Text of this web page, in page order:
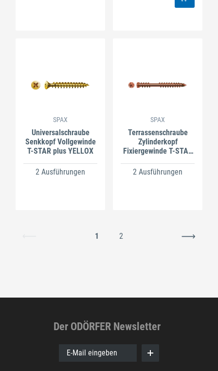
SPAX
Universalschraube
Senkkopf Vollgewinde
T-STAR plus YELLOX
2 Ausführungen
SPAX
Terrassenschraube
Zylinderkopf
Fixiergewinde T-STAR
2 Ausführungen
1 2
Der ODÖRFER Newsletter
E-Mail eingeben